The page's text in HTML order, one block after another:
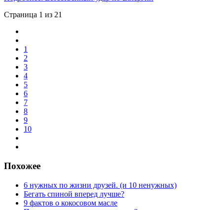
Страница 1 из 21
1
2
3
4
5
6
7
8
9
10
Похожее
6 нужных по жизни друзей. (и 10 ненужных)
Бегать спиной вперед лучше?
9 фактов о кокосовом масле